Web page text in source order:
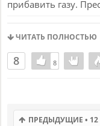
прибавить газу.
ЧИТАТЬ ПОЛНОСТЬЮ
8 8
8
ПРЕДЫДУЩИЕ • 12